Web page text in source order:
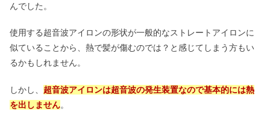
んでした。
使用する超音波アイロンの形状が一般的なストレートアイロンに
似ていることから、熱で髪が傷むのでは？と感じてしまう方もい
るかもしれません。
しかし、 超音波アイロンは超音波の発生装置なので基本的には熱
を出しません。